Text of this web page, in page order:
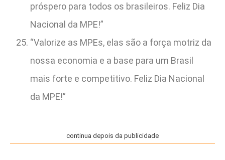
próspero para todos os brasileiros. Feliz Dia
Nacional da MPE!”
“Valorize as MPEs, elas são a força motriz da
nossa economia e a base para um Brasil
mais forte e competitivo. Feliz Dia Nacional
da MPE!”
continua depois da publicidade